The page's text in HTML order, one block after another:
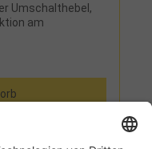
Umschalthebel,
am